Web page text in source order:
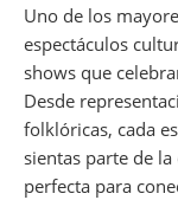
Uno de los
espectáculos
shows que
Desde
folklóricas, cada
sientas parte de
perfecta para